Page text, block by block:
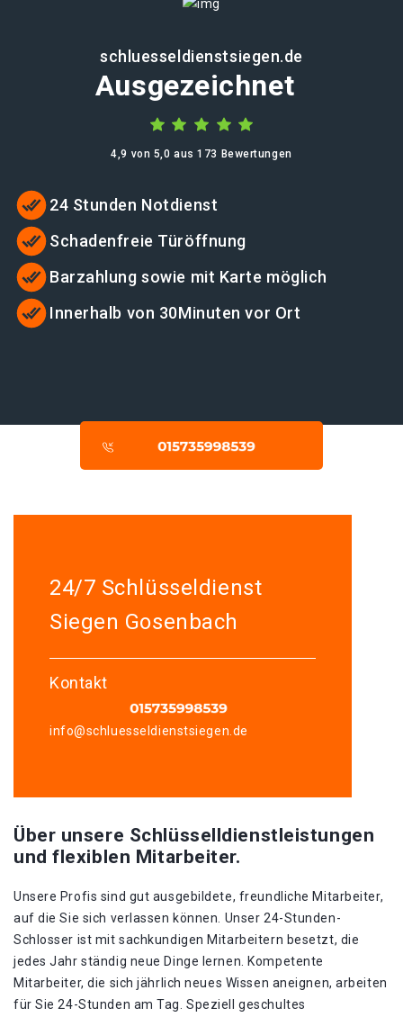
schluesseldienstsiegen.de
Ausgezeichnet
4,9 von 5,0 aus 173 Bewertungen
24 Stunden Notdienst
Schadenfreie Türöffnung
Barzahlung sowie mit Karte möglich
Innerhalb von 30Minuten vor Ort
24/7 Schlüsseldienst
Siegen Gosenbach
Kontakt
info@schluesseldienstsiegen.de
Über unsere Schlüsselldienstleistungen
und flexiblen Mitarbeiter.
Unsere Profis sind gut ausgebildete, freundliche Mitarbeiter,
auf die Sie sich verlassen können. Unser 24-Stunden-
Schlosser ist mit sachkundigen Mitarbeitern besetzt, die
jedes Jahr ständig neue Dinge lernen. Kompetente
Mitarbeiter, die sich jährlich neues Wissen aneignen, arbeiten
für Sie 24-Stunden am Tag. Speziell geschultes